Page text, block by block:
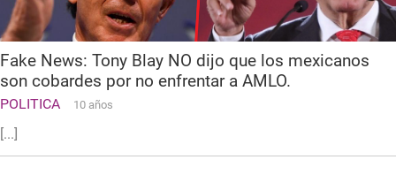
Fake News: Tony Blay NO dijo que los mexicanos
son cobardes por no enfrentar a AMLO.
POLITICA 10 años
[...]